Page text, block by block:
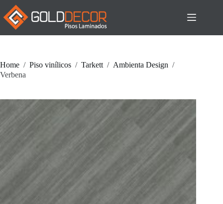
Pular
para
conteúdo
Home / Piso vinílicos / Tarkett / Ambienta Design /
Verbena